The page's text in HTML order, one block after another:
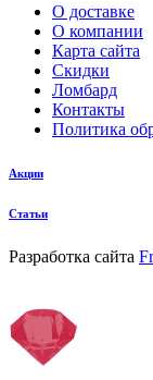
О доставке
О компании
Карта сайта
Скидки
Ломбард
Контакты
Политика
Акции
Статьи
Разработка сайта